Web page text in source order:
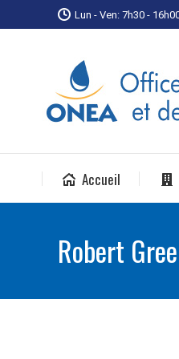
Lun - Ven: 7h30 -
Accueil
Robert